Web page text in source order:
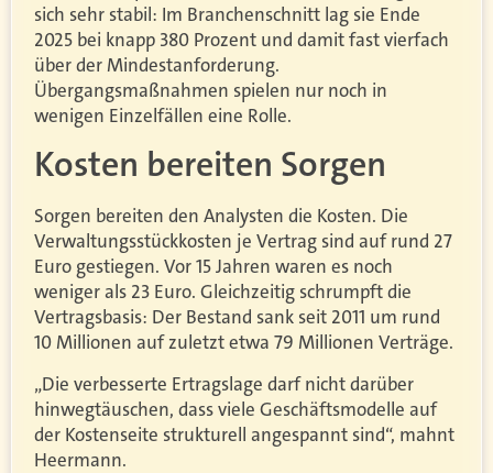
sich sehr stabil: Im Branchenschnitt lag sie Ende
2025 bei knapp 380 Prozent und damit fast vierfach
über der Mindestanforderung.
Übergangsmaßnahmen spielen nur noch in
wenigen Einzelfällen eine Rolle.
Kosten bereiten Sorgen
Sorgen bereiten den Analysten die Kosten. Die
Verwaltungsstückkosten je Vertrag sind auf rund 27
Euro gestiegen. Vor 15 Jahren waren es noch
weniger als 23 Euro. Gleichzeitig schrumpft die
Vertragsbasis: Der Bestand sank seit 2011 um rund
10 Millionen auf zuletzt etwa 79 Millionen Verträge.
„Die verbesserte Ertragslage darf nicht darüber
hinwegtäuschen, dass viele Geschäftsmodelle auf
der Kostenseite strukturell angespannt sind“, mahnt
Heermann.